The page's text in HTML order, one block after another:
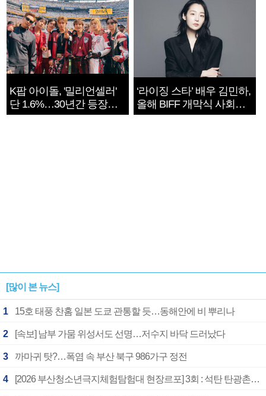
K팝 아이돌, '밀리언셀러'
단 1.6%…30년간 등장
1182개팀 전수조사
‘라이징 스타’ 배우 김민하,
올해 BIFF 개막식 사회자
확정
[많이 본 뉴스]
1 15호 태풍 찬홈 일본 도쿄 관통할 듯…동해안에 비 뿌리나
2 [속보] 남부 가뭄 위성서도 선명…저수지 바닥 드러났다
3 까마귀 탓?…폭염 속 부산 북구 986가구 정전
4 [2026 부산청소년극지체험탐험대 현장르포] 3회 : 석탄 탄광촌에서 북극 연구의 중심지로